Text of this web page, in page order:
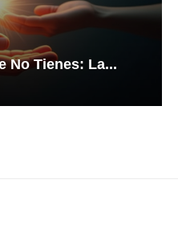
No Tienes: La...